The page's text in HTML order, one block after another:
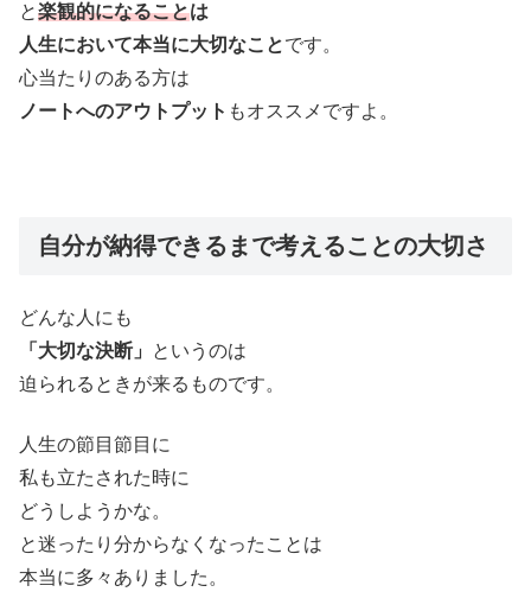
と楽観的になることは
人生において本当に大切なことです。
心当たりのある方は
ノートへのアウトプット もオススメですよ。
自分が納得できるまで考えることの大切さ
どんな人にも
「大切な決断」
というのは
迫られるときが来るものです。
人生の節目節目に
私も立たされた時に
どうしようかな。
と迷ったり分からなくなったことは
本当に多々ありました。